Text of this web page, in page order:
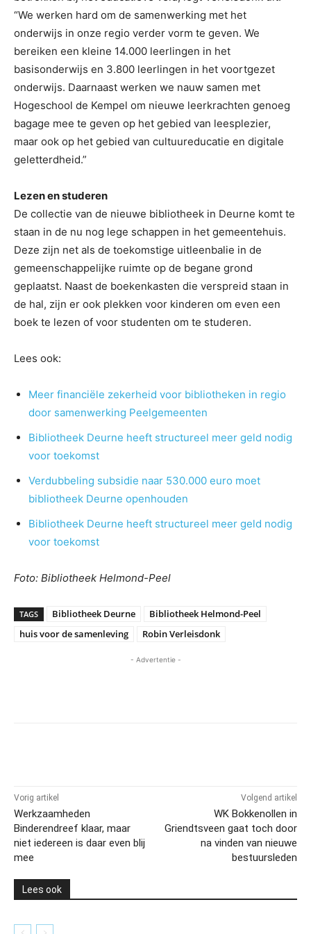
“We werken hard om de samenwerking met het
onderwijs in onze regio verder vorm te geven. We
bereiken een kleine 14.000 leerlingen in het
basisonderwijs en 3.800 leerlingen in het voortgezet
onderwijs. Daarnaast werken we nauw samen met
Hogeschool de Kempel om nieuwe leerkrachten genoeg
bagage mee te geven op het gebied van leesplezier,
maar ook op het gebied van cultuureducatie en digitale
geletterdheid.”
Lezen en studeren
De collectie van de nieuwe bibliotheek in Deurne komt te
staan in de nu nog lege schappen in het gemeentehuis.
Deze zijn net als de toekomstige uitleenbalie in de
gemeenschappelijke ruimte op de begane grond
geplaatst. Naast de boekenkasten die verspreid staan in
de hal, zijn er ook plekken voor kinderen om even een
boek te lezen of voor studenten om te studeren.
Lees ook:
Meer financiële zekerheid voor bibliotheken in regio
door samenwerking Peelgemeenten
Bibliotheek Deurne heeft structureel meer geld nodig
voor toekomst
Verdubbeling subsidie naar 530.000 euro moet
bibliotheek Deurne openhouden
Bibliotheek Deurne heeft structureel meer geld nodig
voor toekomst
Foto: Bibliotheek Helmond-Peel
TAGS Bibliotheek Deurne
Bibliotheek Helmond-Peel
huis voor de samenleving
Robin Verleisdonk
- Advertentie -
Vorig artikel
Werkzaamheden
Binderendreef klaar, maar
niet iedereen is daar even blij
mee
Volgend artikel
WK Bokkenollen in
Griendtsveen gaat toch door
na vinden van nieuwe
bestuursleden
Lees ook